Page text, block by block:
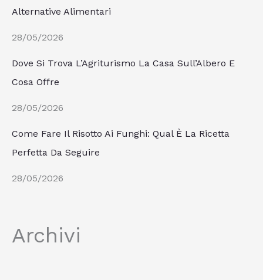
Alternative Alimentari
28/05/2026
Dove Si Trova L’Agriturismo La Casa Sull’Albero E
Cosa Offre
28/05/2026
Come Fare Il Risotto Ai Funghi: Qual È La Ricetta
Perfetta Da Seguire
28/05/2026
Archivi